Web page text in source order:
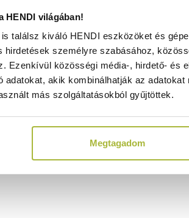
HENDI világában!
találsz kiváló HENDI eszközöket és
hirdetések személyre szabásához,
Ezenkívül közösségi média-, hirdető- és
adatokat, akik kombinálhatják az
más szolgáltatásokból gyűjtöttek.
Megtagadom
mm - HENDI 709818
Raktáron
10.510Ft
8.276Ft+ ÁFA) (